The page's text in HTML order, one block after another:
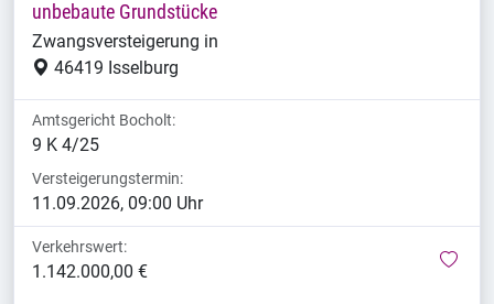
unbebaute Grundstücke
Zwangsversteigerung in
46419 Isselburg
Amtsgericht Bocholt:
9 K 4/25
Versteigerungstermin:
11.09.2026, 09:00 Uhr
Verkehrswert:
1.142.000,00 €